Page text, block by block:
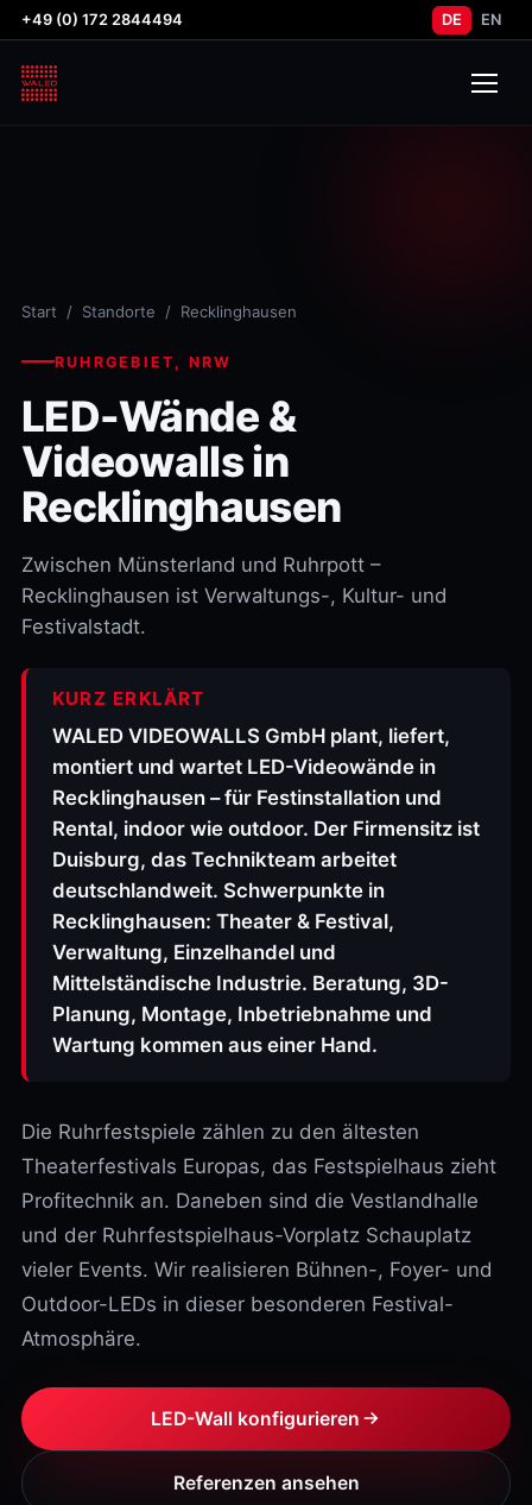
+49 (0) 172 2844494 DE EN
Start / Standorte / Recklinghausen
RUHRGEBIET, NRW
LED-Wände &
Videowalls in
Recklinghausen
Zwischen Münsterland und Ruhrpott –
Recklinghausen ist Verwaltungs-, Kultur- und
Festivalstadt.
KURZ ERKLÄRT
WALED VIDEOWALLS GmbH plant, liefert,
montiert und wartet LED-Videowände in
Recklinghausen – für Festinstallation und
Rental, indoor wie outdoor. Der Firmensitz ist
Duisburg, das Technikteam arbeitet
deutschlandweit. Schwerpunkte in
Recklinghausen: Theater & Festival,
Verwaltung, Einzelhandel und
Mittelständische Industrie. Beratung, 3D-
Planung, Montage, Inbetriebnahme und
Wartung kommen aus einer Hand.
Die Ruhrfestspiele zählen zu den ältesten
Theaterfestivals Europas, das Festspielhaus zieht
Profitechnik an. Daneben sind die Vestlandhalle
und der Ruhrfestspielhaus-Vorplatz Schauplatz
vieler Events. Wir realisieren Bühnen-, Foyer- und
Outdoor-LEDs in dieser besonderen Festival-
Atmosphäre.
LED-Wall konfigurieren
Referenzen ansehen